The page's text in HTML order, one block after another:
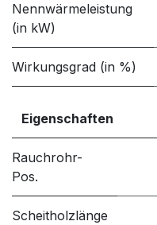
Nennwärmeleistung
(in kW)
Wirkungsgrad (in %)
Eigenschaften
Rauchrohr-
Pos.
Scheitholzlänge